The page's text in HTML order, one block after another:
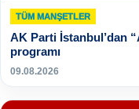
TÜM MANŞETLER
AK Parti İstanbul’dan
programı
09.08.2026